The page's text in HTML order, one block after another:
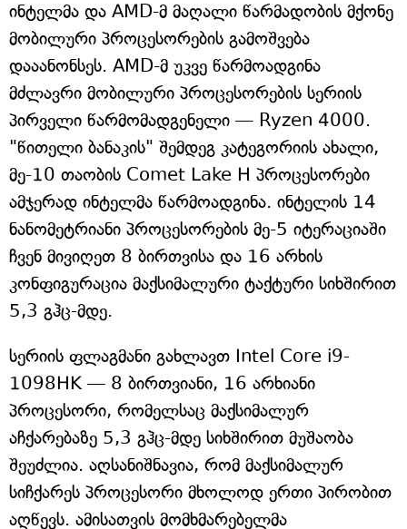
ინტელმა და AMD-მ მაღალი წარმადობის მქონე
მობილური პროცესორების გამოშვება
დააანონსეს. AMD-მ უკვე წარმოადგინა
მძლავრი მობილური პროცესორების სერიის
პირველი წარმომადგენელი — Ryzen 4000.
"წითელი ბანაკის" შემდეგ კატეგორიის ახალი,
მე-10 თაობის Comet Lake H პროცესორები
ამჯერად ინტელმა წარმოადგინა. ინტელის 14
ნანომეტრიანი პროცესორების მე-5 იტერაციაში
ჩვენ მივიღეთ 8 ბირთვისა და 16 არხის
კონფიგურაცია მაქსიმალური ტაქტური სიხშირით
5,3 გჰც-მდე.
სერიის ფლაგმანი გახლავთ Intel Core i9-
1098HK — 8 ბირთვიანი, 16 არხიანი
პროცესორი, რომელსაც მაქსიმალურ
აჩქარებაზე 5,3 გჰც-მდე სიხშირით მუშაობა
შეუძლია. აღსანიშნავია, რომ მაქსიმალურ
სიჩქარეს პროცესორი მხოლოდ ერთი პირობით
აღწევს. ამისათვის მომხმარებელმა